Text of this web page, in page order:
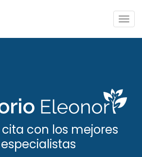
con los mejores